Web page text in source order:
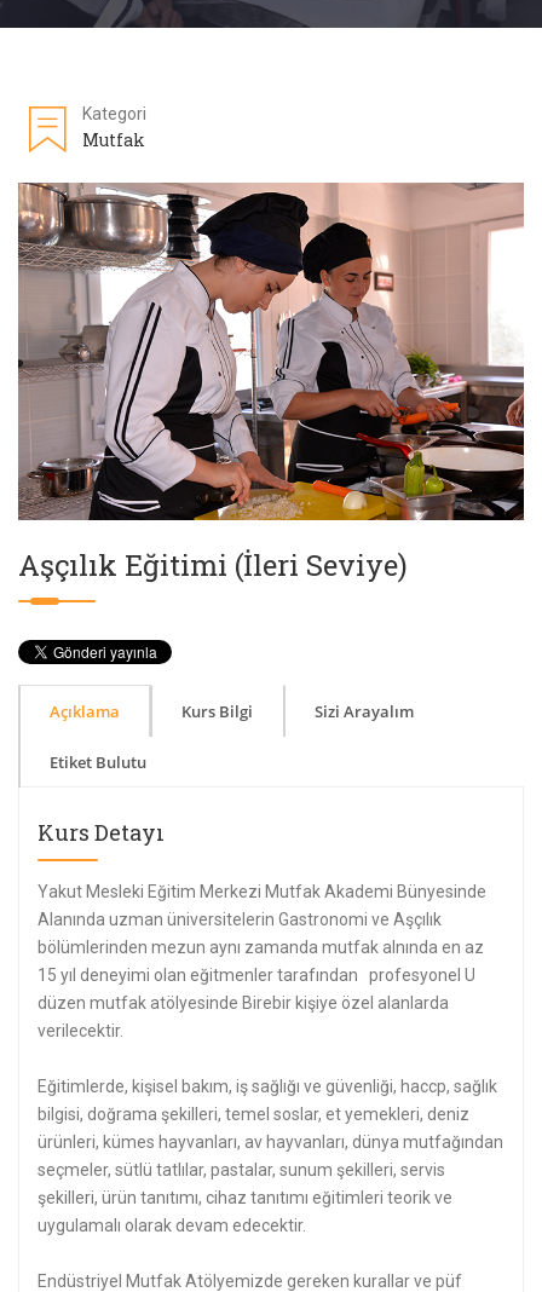
Kategori
Mutfak
Aşçılık Eğitimi (İleri Seviye)
Açıklama Kurs Bilgi Sizi Arayalım
Etiket Bulutu
Kurs Detayı
Yakut Mesleki Eğitim Merkezi Mutfak Akademi Bünyesinde
Alanında uzman üniversitelerin Gastronomi ve Aşçılık
bölümlerinden mezun aynı zamanda mutfak alnında en az
15 yıl deneyimi olan eğitmenler tarafından profesyonel U
düzen mutfak atölyesinde Birebir kişiye özel alanlarda
verilecektir.
Eğitimlerde, kişisel bakım, iş sağlığı ve güvenliği, haccp, sağlık
bilgisi, doğrama şekilleri, temel soslar, et yemekleri, deniz
ürünleri, kümes hayvanları, av hayvanları, dünya mutfağından
seçmeler, sütlü tatlılar, pastalar, sunum şekilleri, servis
şekilleri, ürün tanıtımı, cihaz tanıtımı eğitimleri teorik ve
uygulamalı olarak devam edecektir.
Endüstriyel Mutfak Atölyemizde gereken kurallar ve püf